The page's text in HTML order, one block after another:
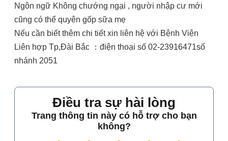
Ngôn ngữ Không chướng ngại , người nhập cư mới
cũng có thể quyên gốp sữa mẹ
Nếu cần biết thêm chi tiết xin liên hệ với Bệnh Viện
Liên hợp Tp,Đài Bắc ：điện thoại số 02-23916471số
nhánh 2051
Điều tra sự hài lòng
Trang thông tin này có hỗ trợ cho bạn
không?